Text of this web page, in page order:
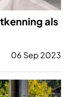
als
06 Sep 2023